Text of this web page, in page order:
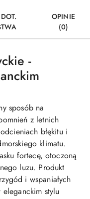
OPINIE
(0)
-
sposób na
z letnich
błękitu i
klimatu.
fortecę, otoczoną
luzu. Produkt
i wspaniałych
stylu